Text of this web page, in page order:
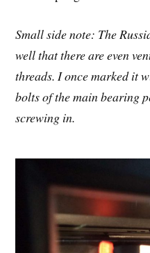
Small side note: The
well that there are even
threads. I once marked it
bolts of the main bearing
screwing in.